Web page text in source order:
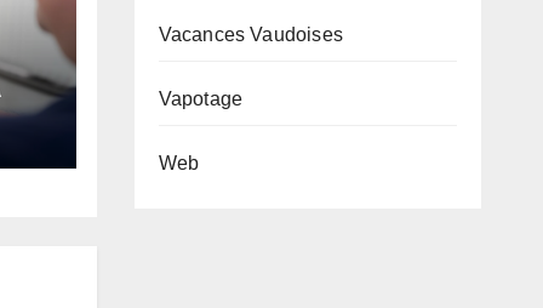
Vacances Vaudoises
Vapotage
Web